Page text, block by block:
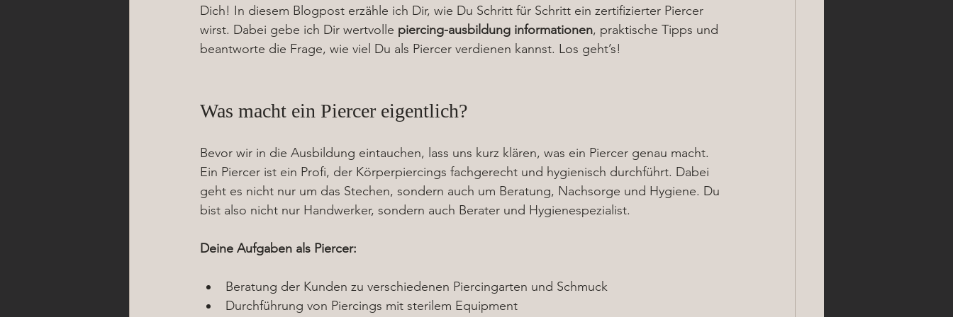
Dich! In diesem Blogpost erzähle ich Dir, wie Du Schritt für Schritt ein zertifizierter Piercer
wirst. Dabei gebe ich Dir wertvolle piercing-ausbildung informationen, praktische Tipps und
beantworte die Frage, wie viel Du als Piercer verdienen kannst. Los geht’s!
Was macht ein Piercer eigentlich?
Bevor wir in die Ausbildung eintauchen, lass uns kurz klären, was ein Piercer genau macht.
Ein Piercer ist ein Profi, der Körperpiercings fachgerecht und hygienisch durchführt. Dabei
geht es nicht nur um das Stechen, sondern auch um Beratung, Nachsorge und Hygiene. Du
bist also nicht nur Handwerker, sondern auch Berater und Hygienespezialist.
Deine Aufgaben als Piercer:
Beratung der Kunden zu verschiedenen Piercingarten und Schmuck
Durchführung von Piercings mit sterilem Equipment